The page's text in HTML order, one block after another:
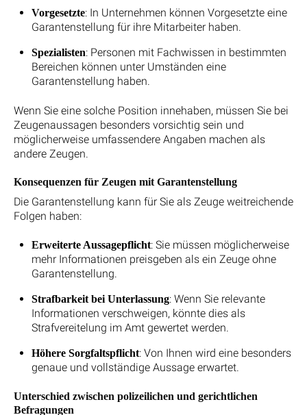
Vorgesetzte: In Unternehmen können Vorgesetzte eine
Garantenstellung für ihre Mitarbeiter haben.
Spezialisten: Personen mit Fachwissen in bestimmten
Bereichen können unter Umständen eine
Garantenstellung haben.
Wenn Sie eine solche Position innehaben, müssen Sie bei
Zeugenaussagen besonders vorsichtig sein und
möglicherweise umfassendere Angaben machen als
andere Zeugen.
Konsequenzen für Zeugen mit Garantenstellung
Die Garantenstellung kann für Sie als Zeuge weitreichende
Folgen haben:
Erweiterte Aussagepflicht: Sie müssen möglicherweise
mehr Informationen preisgeben als ein Zeuge ohne
Garantenstellung.
Strafbarkeit bei Unterlassung: Wenn Sie relevante
Informationen verschweigen, könnte dies als
Strafvereitelung im Amt gewertet werden.
Höhere Sorgfaltspflicht: Von Ihnen wird eine besonders
genaue und vollständige Aussage erwartet.
Unterschied zwischen polizeilichen und gerichtlichen
Befragungen